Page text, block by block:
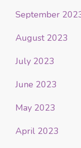
September
August 2023
July 2023
June 2023
May 2023
April 2023